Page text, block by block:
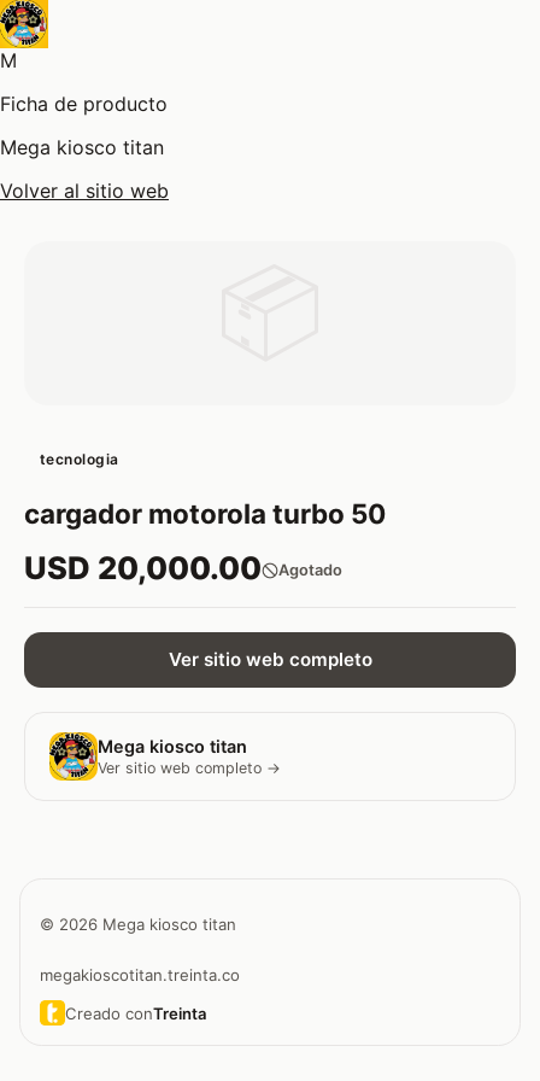
M
Ficha de producto
Mega kiosco titan
Volver al sitio web
tecnologia
cargador motorola turbo 50
USD 20,000.00 Agotado
Ver sitio web completo
Mega kiosco titan
Ver sitio web completo →
© 2026 Mega kiosco titan
megakioscotitan.treinta.co
Creado conTreinta